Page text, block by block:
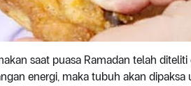
saat puasa Ramadan telah
energi, maka tubuh akan